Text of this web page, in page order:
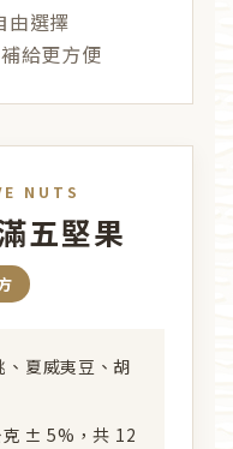
由選擇
給更方便
NUTS
五堅果
、夏威夷豆、胡
克 ± 5%，共 12